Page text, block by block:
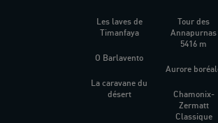
Les laves de
Timanfaya
O Barlavento
La caravane du
désert
Tour des
Annapurnas
5416 m
Aurore
Chamonix-
Zermatt
Classique